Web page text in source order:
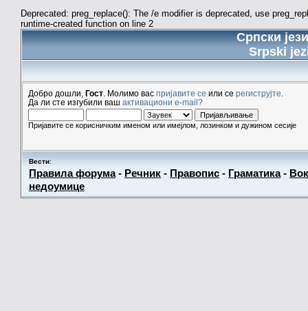
Deprecated: preg_replace(): The /e modifier is deprecated, use
runtime-created function on line 2
Српски
Srpski
Добро дошли, Гост . Молимо вас пријавите се или се региструјте
Да ли сте изгубили ваш активациони e-mail?
Пријавите се корисничким именом или имејлом, лозинком и дужином сесије
Вести:
Правила форума- Речник - Правопис - Граматика-
недоумице